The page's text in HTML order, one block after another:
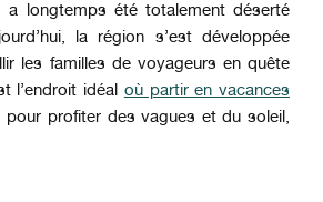
a longtemps été totalement déserté
la région s’est développée
les familles de voyageurs en quête
l’endroit idéal où partir en vacances
profiter des vagues et du soleil,